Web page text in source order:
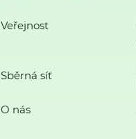
Veřejnost
Sběrná síť
O nás